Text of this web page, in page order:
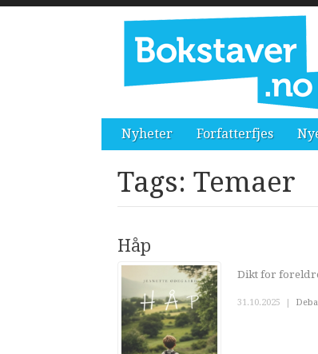
Nyheter Forfatterfjes
Tags: Temaer
Håp
Dikt for
31.10.2025 |